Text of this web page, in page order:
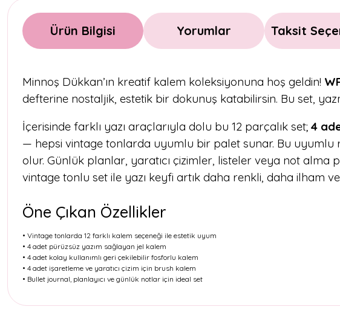
Ürün Bilgisi Yorumlar Taksit
Minnoş Dükkan’ın kreatif kalem koleksiyonuna hoş geldin!
defterine nostaljik, estetik bir dokunuş katabilirsin. Bu set,
İçerisinde farklı yazı araçlarıyla dolu bu 12 parçalık set; 4
— hepsi vintage tonlarda uyumlu bir palet sunar. Bu uyumlu
olur. Günlük planlar, yaratıcı çizimler, listeler veya not alma
vintage tonlu set ile yazı keyfi artık daha renkli, daha ilham
Öne Çıkan Özellikler
• Vintage tonlarda 12 farklı kalem seçeneği ile estetik uyum
• 4 adet pürüzsüz yazım sağlayan jel kalem
• 4 adet kolay kullanımlı geri çekilebilir fosforlu kalem
• 4 adet işaretleme ve yaratıcı çizim için brush kalem
• Bullet journal, planlayıcı ve günlük notlar için ideal set